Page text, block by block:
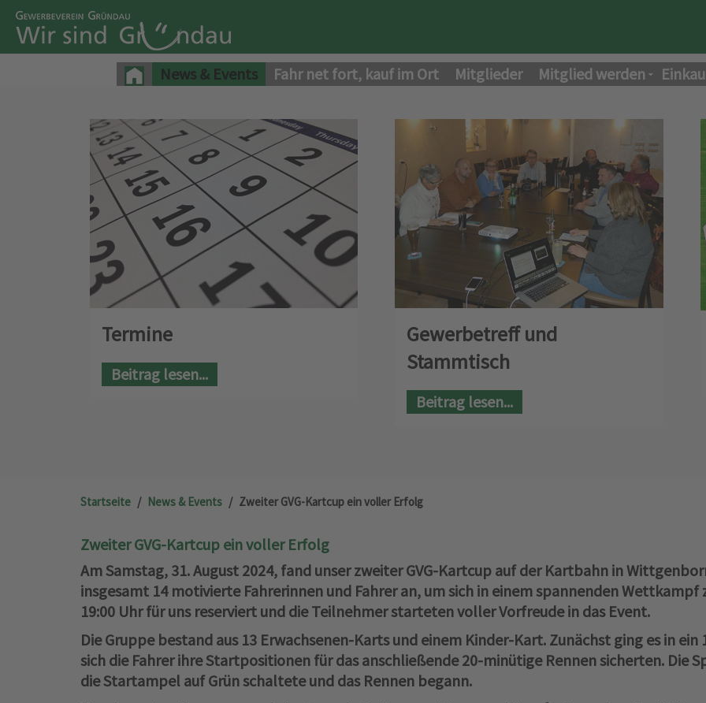
News & Events Fahr net fort, kauf im Ort Mitglieder Mitglied werden
Termine
Beitrag lesen...
Gewerbetreff und
Stammtisch
Beitrag lesen...
Startseite News & Events Zweiter GVG-Kartcup ein voller Erfolg
Zweiter GVG-Kartcup ein voller Erfolg
Am Samstag, 31. August 2024, fand unser zweiter GVG-Kartcup auf der Kartbahn in
insgesamt 14 motivierte Fahrerinnen und Fahrer an, um sich in einem spannenden Wettkampf
19:00 Uhr für uns reserviert und die Teilnehmer starteten voller Vorfreude in das Event.
Die Gruppe bestand aus 13 Erwachsenen-Karts und einem Kinder-Kart. Zunächst ging es in
sich die Fahrer ihre Startpositionen für das anschließende 20-minütige Rennen sicherten. Die
die Startampel auf Grün schaltete und das Rennen begann.